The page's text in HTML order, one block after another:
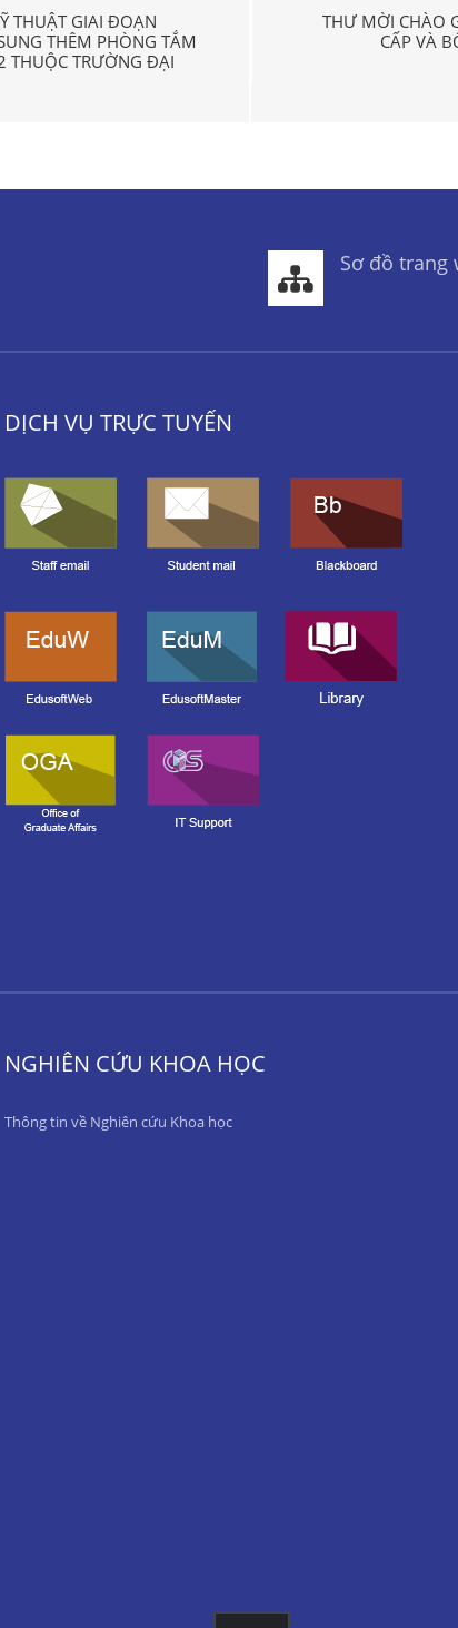
THUẬT GIAI ĐOẠN
THÊM PHÒNG TẮM
THUỘC TRƯỜNG ĐẠI
THƯ MỜI CHÀO
CẤP VÀ
Sơ đồ trang
DỊCH VỤ TRỰC TUYẾN
NGHIÊN CỨU KHOA HỌC
Thông tin về Nghiên cứu Khoa học